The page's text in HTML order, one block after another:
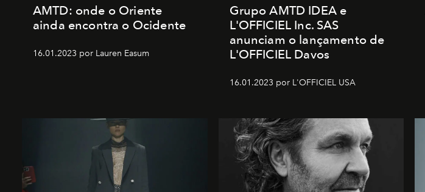
AMTD: onde o Oriente
ainda encontra o Ocidente
16.01.2023 por Lauren Easum
Grupo AMTD IDEA e
L'OFFICIEL Inc. SAS
anunciam o lançamento de
L'OFFICIEL Davos
16.01.2023 por L'OFFICIEL USA